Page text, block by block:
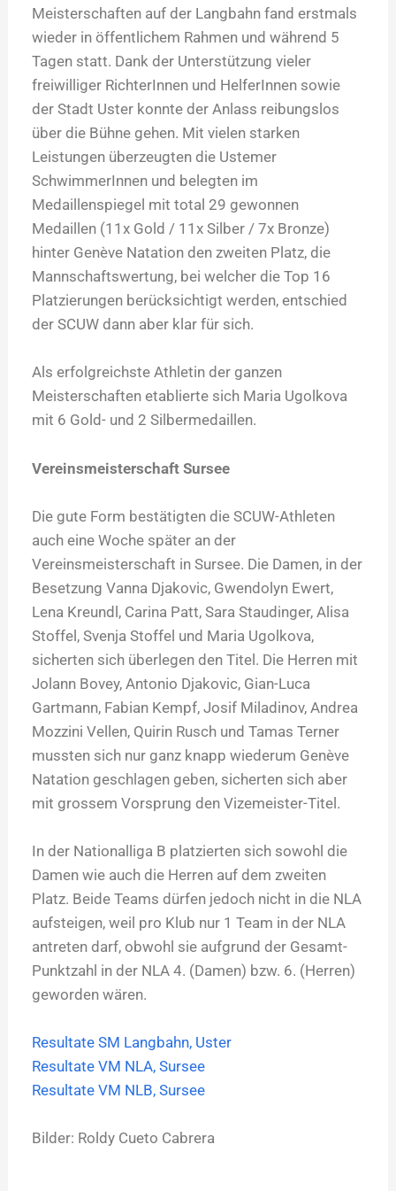
Meisterschaften auf der Langbahn fand erstmals
wieder in öffentlichem Rahmen und während 5
Tagen statt. Dank der Unterstützung vieler
freiwilliger RichterInnen und HelferInnen sowie
der Stadt Uster konnte der Anlass reibungslos
über die Bühne gehen. Mit vielen starken
Leistungen überzeugten die Ustemer
SchwimmerInnen und belegten im
Medaillenspiegel mit total 29 gewonnen
Medaillen (11x Gold / 11x Silber / 7x Bronze)
hinter Genève Natation den zweiten Platz, die
Mannschaftswertung, bei welcher die Top 16
Platzierungen berücksichtigt werden, entschied
der SCUW dann aber klar für sich.
Als erfolgreichste Athletin der ganzen
Meisterschaften etablierte sich Maria Ugolkova
mit 6 Gold- und 2 Silbermedaillen.
Vereinsmeisterschaft Sursee
Die gute Form bestätigten die SCUW-Athleten
auch eine Woche später an der
Vereinsmeisterschaft in Sursee. Die Damen, in der
Besetzung Vanna Djakovic, Gwendolyn Ewert,
Lena Kreundl, Carina Patt, Sara Staudinger, Alisa
Stoffel, Svenja Stoffel und Maria Ugolkova,
sicherten sich überlegen den Titel. Die Herren mit
Jolann Bovey, Antonio Djakovic, Gian-Luca
Gartmann, Fabian Kempf, Josif Miladinov, Andrea
Mozzini Vellen, Quirin Rusch und Tamas Terner
mussten sich nur ganz knapp wiederum Genève
Natation geschlagen geben, sicherten sich aber
mit grossem Vorsprung den Vizemeister-Titel.
In der Nationalliga B platzierten sich sowohl die
Damen wie auch die Herren auf dem zweiten
Platz. Beide Teams dürfen jedoch nicht in die NLA
aufsteigen, weil pro Klub nur 1 Team in der NLA
antreten darf, obwohl sie aufgrund der Gesamt-
Punktzahl in der NLA 4. (Damen) bzw. 6. (Herren)
geworden wären.
Resultate SM Langbahn, Uster
Resultate VM NLA, Sursee
Resultate VM NLB, Sursee
Bilder: Roldy Cueto Cabrera